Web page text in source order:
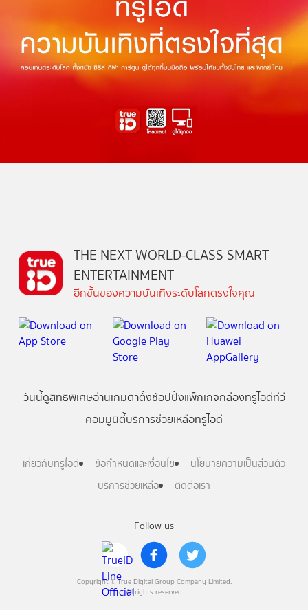
Follow us
Copyright © True Digital Group Company Limited.
All rights reserved
THE NEXT WORLD-CLASS SMART
ENTERTAINMENT
อีกขั้นของความบันเทิงระดับโลกตรงใจคุณ
วันนี้ดูสิทธิพิเศษอ่านเกมตาตั้งช้อปปิ้งแพ็กเกจกล่องทรูไอดีทีวี
คอมมูนิตี้บริการช่วยเหลือทรูไอดี
เกี่ยวกับทรูไอดี ข้อกำหนดและเงื่อนไข
นโยบายความเป็นส่วนตัว
บริการช่วยเหลือ
ติดต่อเรา